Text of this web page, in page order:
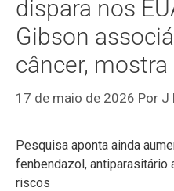
dispara nos
Gibson
câncer,
17 de maio de 2026 Por J
Pesquisa aponta ainda
fenbendazol, antiparasitário
riscos